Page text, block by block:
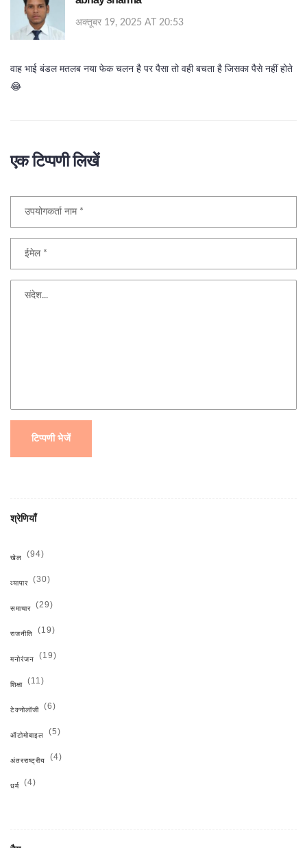
अक्तूबर 19, 2025 AT 20:53
वाह भाई बंडल मतलब नया फेक चलन है पर पैसा तो वही बचता है जिसका पैसे नहीं होते
😂
एक टिप्पणी लिखें
टिप्पणी भेजें
श्रेणियाँ
खेल (94)
व्यापार (30)
समाचार (29)
राजनीति (19)
मनोरंजन (19)
शिक्षा (11)
टेक्नोलॉजी (6)
ऑटोमोबाइल (5)
अंतरराष्ट्रीय (4)
धर्म (4)